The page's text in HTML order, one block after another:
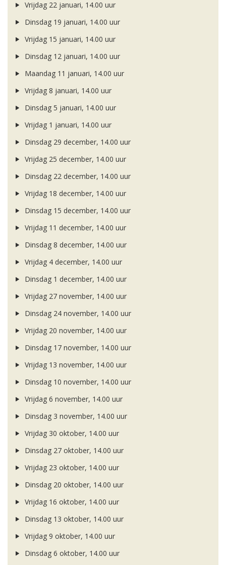
Vrijdag 22 januari, 14.00 uur
Dinsdag 19 januari, 14.00 uur
Vrijdag 15 januari, 14.00 uur
Dinsdag 12 januari, 14.00 uur
Maandag 11 januari, 14.00 uur
Vrijdag 8 januari, 14.00 uur
Dinsdag 5 januari, 14.00 uur
Vrijdag 1 januari, 14.00 uur
Dinsdag 29 december, 14.00 uur
Vrijdag 25 december, 14.00 uur
Dinsdag 22 december, 14.00 uur
Vrijdag 18 december, 14.00 uur
Dinsdag 15 december, 14.00 uur
Vrijdag 11 december, 14.00 uur
Dinsdag 8 december, 14.00 uur
Vrijdag 4 december, 14.00 uur
Dinsdag 1 december, 14.00 uur
Vrijdag 27 november, 14.00 uur
Dinsdag 24 november, 14.00 uur
Vrijdag 20 november, 14.00 uur
Dinsdag 17 november, 14.00 uur
Vrijdag 13 november, 14.00 uur
Dinsdag 10 november, 14.00 uur
Vrijdag 6 november, 14.00 uur
Dinsdag 3 november, 14.00 uur
Vrijdag 30 oktober, 14.00 uur
Dinsdag 27 oktober, 14.00 uur
Vrijdag 23 oktober, 14.00 uur
Dinsdag 20 oktober, 14.00 uur
Vrijdag 16 oktober, 14.00 uur
Dinsdag 13 oktober, 14.00 uur
Vrijdag 9 oktober, 14.00 uur
Dinsdag 6 oktober, 14.00 uur